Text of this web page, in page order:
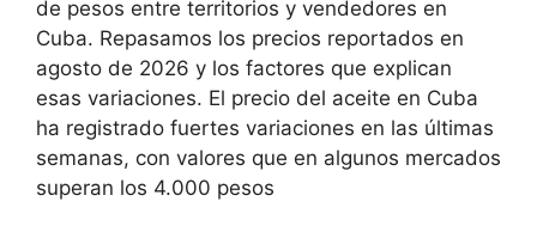
de pesos entre territorios y vendedores en
Cuba. Repasamos los precios reportados en
agosto de 2026 y los factores que explican
esas variaciones. El precio del aceite en Cuba
ha registrado fuertes variaciones en las últimas
semanas, con valores que en algunos mercados
superan los 4.000 pesos